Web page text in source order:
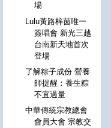
場
Lulu黃路梓茵唯一
簽唱會 新光三越
台南新天地首次
登場
了解粽子成份 營養
師提醒：養生粽
不宜過量
中華傳統宗教總會
會員大會 宗教交